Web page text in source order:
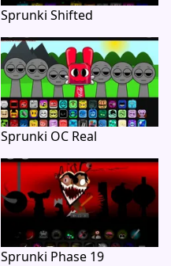
Sprunki Shifted
Sprunki OC Real
Sprunki Phase 19